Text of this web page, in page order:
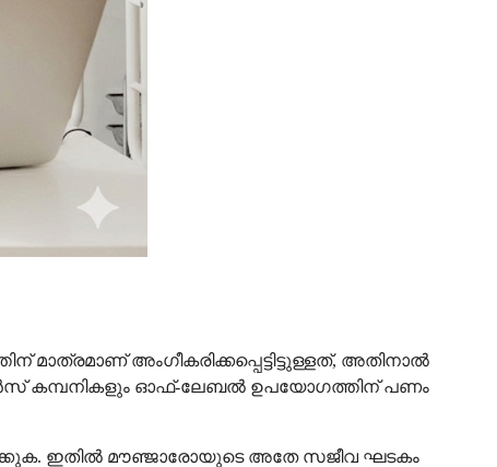
അംഗീകരിക്കപ്പെട്ടിട്ടുള്ളത്, അതിനാൽ
കമ്പനികളും ഓഫ്-ലേബൽ ഉപയോഗത്തിന് പണം
ഇതിൽ മൗഞ്ജാരോയുടെ അതേ സജീവ ഘടകം